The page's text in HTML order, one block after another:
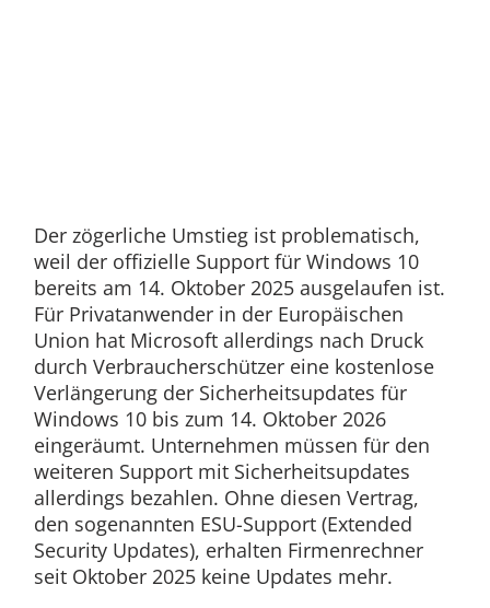
Der zögerliche Umstieg ist problematisch,
weil der offizielle Support für Windows 10
bereits am 14. Oktober 2025 ausgelaufen ist.
Für Privatanwender in der Europäischen
Union hat Microsoft allerdings nach Druck
durch Verbraucherschützer eine kostenlose
Verlängerung der Sicherheitsupdates für
Windows 10 bis zum 14. Oktober 2026
eingeräumt. Unternehmen müssen für den
weiteren Support mit Sicherheitsupdates
allerdings bezahlen. Ohne diesen Vertrag,
den sogenannten ESU-Support (Extended
Security Updates), erhalten Firmenrechner
seit Oktober 2025 keine Updates mehr.